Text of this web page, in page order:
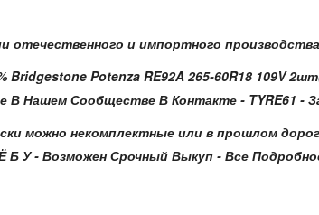
отечественного и импортного
Bridgestone Potenza RE92A 265-60R18 109V
Нашем Сообществе В Контакте - TYRE61 -
можно некомплектные или в прошлом
У - Возможен Срочный Выкуп - Все